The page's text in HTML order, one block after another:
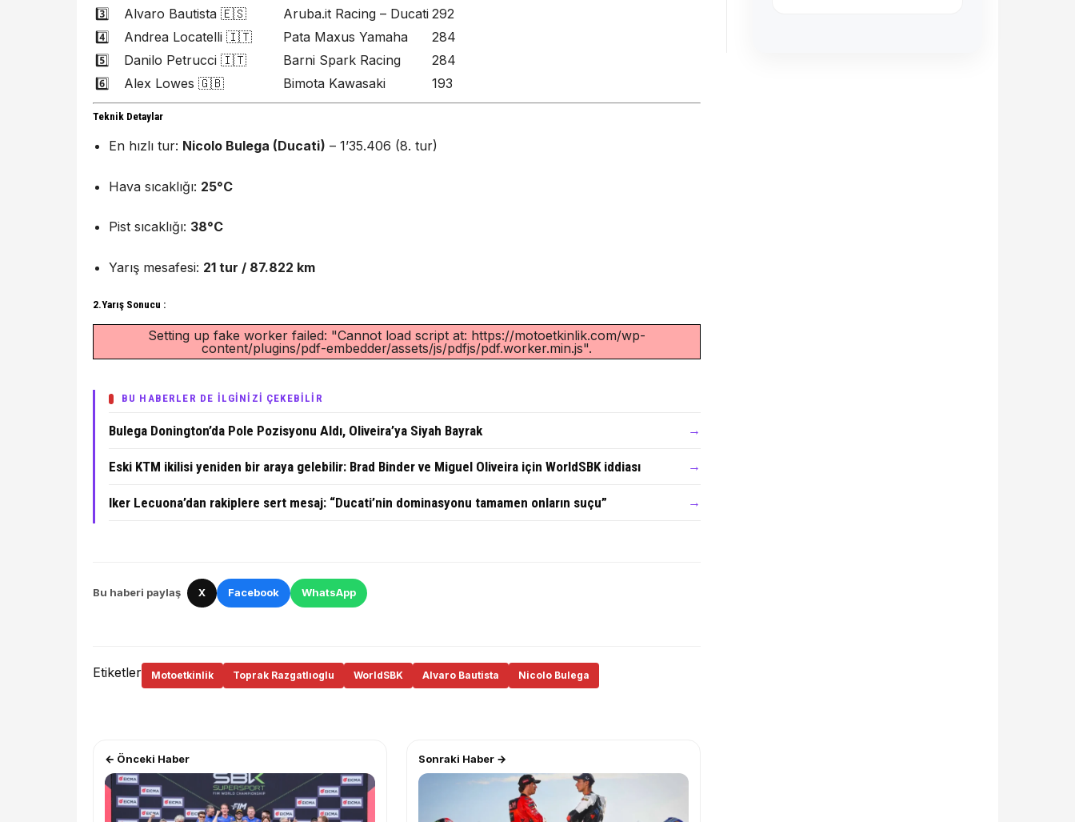
3️⃣
Alvaro Bautista 🇪🇸 Aruba.it Racing – Ducati 292
4️⃣
Andrea Locatelli 🇮🇹 Pata Maxus Yamaha
284
5️⃣
Danilo Petrucci 🇮🇹 Barni Spark Racing
284
6️⃣
Alex Lowes 🇬🇧 Bimota Kawasaki 193
Teknik Detaylar
En hızlı tur: Nicolo Bulega (Ducati) – 1’35.406 (8. tur)
Hava sıcaklığı: 25°C
Pist sıcaklığı: 38°C
Yarış mesafesi: 21 tur / 87.822 km
2.Yarış Sonucu :
Setting up fake worker failed: "Cannot load script at: https://motoetkinlik.com/wp-
content/plugins/pdf-embedder/assets/js/pdfjs/pdf.worker.min.js".
BU HABERLER DE İLGİNİZİ ÇEKEBİLİR
Bulega Donington’da Pole Pozisyonu Aldı, Oliveira’ya Siyah Bayrak →
Eski KTM ikilisi yeniden bir araya gelebilir: Brad Binder ve Miguel Oliveira için WorldSBK iddiası →
Iker Lecuona’dan rakiplere sert mesaj: “Ducati’nin dominasyonu tamamen onların suçu” →
Bu haberi paylaş X Facebook WhatsApp
Etiketler Motoetkinlik Toprak Razgatlıoglu WorldSBK Alvaro Bautista Nicolo Bulega
← Önceki Haber Sonraki Haber →